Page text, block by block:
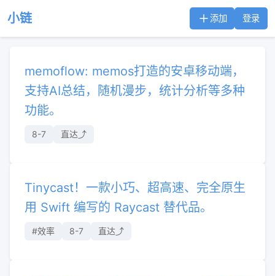
小链 添加 登录
memoflow: memos打造的安卓移动端，
支持AI总结，随机漫步，统计分析等多种
功能。
8-7 直达⤴︎
Tinycast！一款小巧、超高速、完全原生
用 Swift 编写的 Raycast 替代品。
#效率 8-7 直达⤴︎